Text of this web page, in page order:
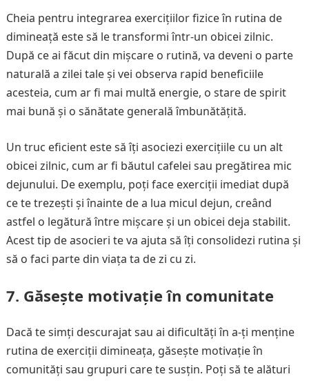
Cheia pentru integrarea exercițiilor fizice în rutina de
dimineață este să le transformi într-un obicei zilnic.
După ce ai făcut din mișcare o rutină, va deveni o parte
naturală a zilei tale și vei observa rapid beneficiile
acesteia, cum ar fi mai multă energie, o stare de spirit
mai bună și o sănătate generală îmbunătățită.
Un truc eficient este să îți asociezi exercițiile cu un alt
obicei zilnic, cum ar fi băutul cafelei sau pregătirea mic
dejunului. De exemplu, poți face exerciții imediat după
ce te trezești și înainte de a lua micul dejun, creând
astfel o legătură între mișcare și un obicei deja stabilit.
Acest tip de asocieri te va ajuta să îți consolidezi rutina și
să o faci parte din viața ta de zi cu zi.
7. Găsește motivație în comunitate
Dacă te simți descurajat sau ai dificultăți în a-ți menține
rutina de exerciții dimineața, găsește motivație în
comunități sau grupuri care te susțin. Poți să te alături